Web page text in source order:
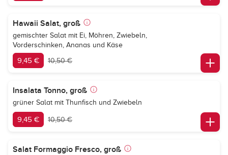
Hawaii Salat, groß
gemischter Salat mit Ei, Möhren, Zwiebeln,
Vorderschinken, Ananas und Käse
9,45 € 10,50 €
Insalata Tonno, groß
grüner Salat mit Thunfisch und Zwiebeln
9,45 € 10,50 €
Salat Formaggio Fresco, groß